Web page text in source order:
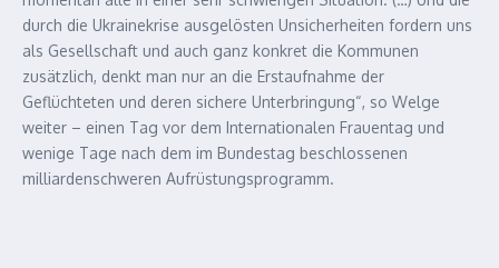
durch die Ukrainekrise ausgelösten Unsicherheiten fordern uns
als Gesellschaft und auch ganz konkret die Kommunen
zusätzlich, denkt man nur an die Erstaufnahme der
Geflüchteten und deren sichere Unterbringung“, so Welge
weiter – einen Tag vor dem Internationalen Frauentag und
wenige Tage nach dem im Bundestag beschlossenen
milliardenschweren Aufrüstungsprogramm.